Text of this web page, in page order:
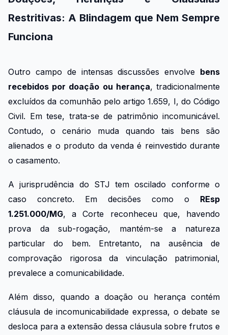
Restritivas: A Blindagem que Nem Sempre
Funciona
Outro campo de intensas discussões envolve bens
recebidos por doação ou herança, tradicionalmente
excluídos da comunhão pelo artigo 1.659, I, do Código
Civil. Em tese, trata-se de patrimônio incomunicável.
Contudo, o cenário muda quando tais bens são
alienados e o produto da venda é reinvestido durante
o casamento.
A jurisprudência do STJ tem oscilado conforme o
caso concreto. Em decisões como o REsp
1.251.000/MG, a Corte reconheceu que, havendo
prova da sub-rogação, mantém-se a natureza
particular do bem. Entretanto, na ausência de
comprovação rigorosa da vinculação patrimonial,
prevalece a comunicabilidade.
Além disso, quando a doação ou herança contém
cláusula de incomunicabilidade expressa, o debate se
desloca para a extensão dessa cláusula sobre frutos e